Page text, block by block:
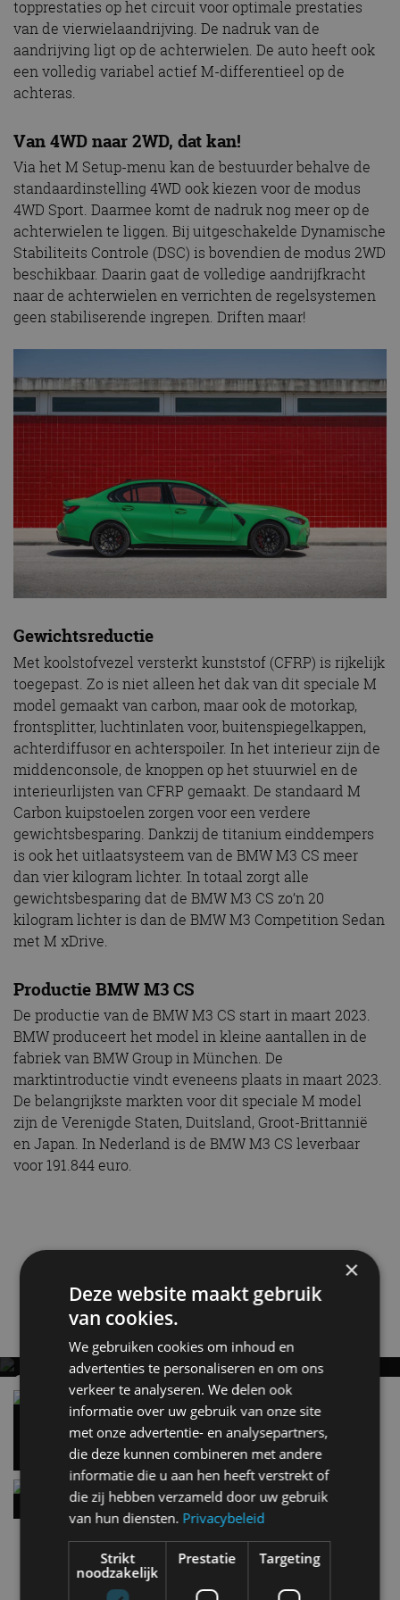
topprestaties op het circuit voor optimale prestaties
van de vierwielaandrijving. De nadruk van de
aandrijving ligt op de achterwielen. De auto heeft ook
een volledig variabel actief M-differentieel op de
achteras.
Van 4WD naar 2WD, dat kan!
Via het M Setup-menu kan de bestuurder behalve de
standaardinstelling 4WD ook kiezen voor de modus
4WD Sport. Daarmee komt de nadruk nog meer op de
achterwielen te liggen. Bij uitgeschakelde Dynamische
Stabiliteits Controle (DSC) is bovendien de modus 2WD
beschikbaar. Daarin gaat de volledige aandrijfkracht
naar de achterwielen en verrichten de regelsystemen
geen stabiliserende ingrepen. Driften maar!
Gewichtsreductie
Met koolstofvezel versterkt kunststof (CFRP) is rijkelijk
toegepast. Zo is niet alleen het dak van dit speciale M
model gemaakt van carbon, maar ook de motorkap,
frontsplitter, luchtinlaten voor, buitenspiegelkappen,
achterdiffusor en achterspoiler. In het interieur zijn de
middenconsole, de knoppen op het stuurwiel en de
interieurlijsten van CFRP gemaakt. De standaard M
Carbon kuipstoelen zorgen voor een verdere
gewichtsbesparing. Dankzij de titanium einddempers
is ook het uitlaatsysteem van de BMW M3 CS meer
dan vier kilogram lichter. In totaal zorgt alle
gewichtsbesparing dat de BMW M3 CS zo’n 20
kilogram lichter is dan de BMW M3 Competition Sedan
met M xDrive.
Productie BMW M3 CS
De productie van de BMW M3 CS start in maart 2023.
BMW produceert het model in kleine aantallen in de
fabriek van BMW Group in München. De
marktintroductie vindt eveneens plaats in maart 2023.
De belangrijkste markten voor dit speciale M model
zijn de Verenigde Staten, Duitsland, Groot-Brittannië
en Japan. In Nederland is de BMW M3 CS leverbaar
voor 191.844 euro.
BMW M3 M3 CS
Gerelateerde berichten
OP VAKANTIE? ZO SPOT JE DE AUTO VAN
MORGEN
Beste elektrische gezinsauto: 8 ruime elektrische
auto’s voor het hele gezin
16 jul
kilometer actieradius
1 jul
Nieuwste berichten
×
Deze website maakt gebruik
van cookies.
We gebruiken cookies om inhoud en
advertenties te personaliseren en om ons
verkeer te analyseren. We delen ook
informatie over uw gebruik van onze site
met onze advertentie- en analysepartners,
die deze kunnen combineren met andere
informatie die u aan hen heeft verstrekt of
die zij hebben verzameld door uw gebruik
van hun diensten. Privacybeleid
Strikt
noodzakelijk
Prestatie Targeting